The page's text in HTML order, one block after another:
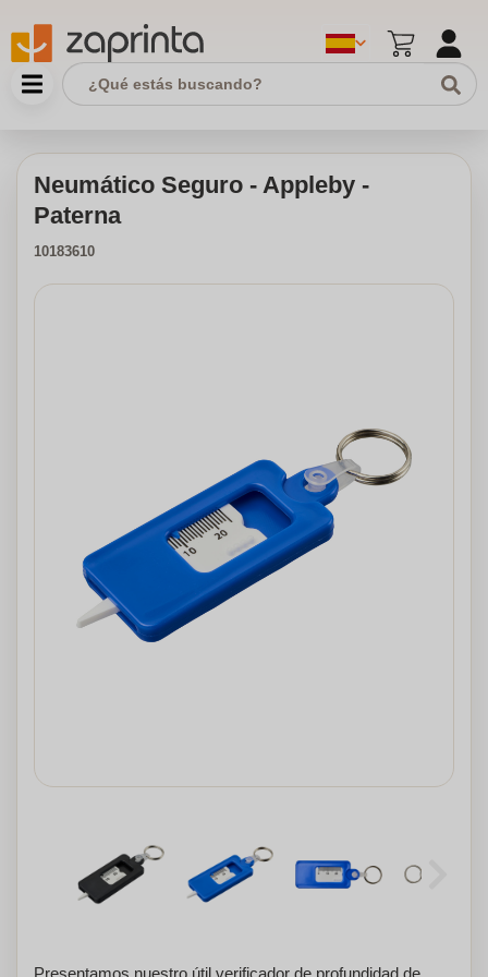
Neumático Seguro - Appleby -
Paterna
10183610
Presentamos nuestro útil verificador de profundidad de